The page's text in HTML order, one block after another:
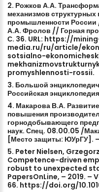
2. Рожков А.А.
механизмов структурных
промышленности России
А.А. Фролов // Горная
С. 36. URL: https://
media.ru/ru/article/
sotsialno-
promyshlennosti-rossii.
3. Большой
Российская
4. Макарова В.А. Развитие
повышения
горнодобывающего
наук. Спец. 08.00.05 /
[Место защиты: ЮУрГУ]. –
5. Peter Nielsen, Grzegorz
Competence-driven
robust to unexpected
PapersOnLine, – 2019. –
66. https://doi.org/